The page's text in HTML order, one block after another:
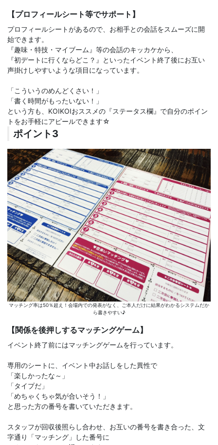
【プロフィールシート等でサポート】
プロフィールシートがあるので、お相手との会話をスムーズに開
始できます。
『趣味・特技・マイブーム』等の会話のキッカケから、
『初デートに行くならどこ？』といったイベント終了後にお互い
声掛けしやすいような項目になっています。
「こういうのめんどくさい！」
「書く時間がもったいない！」
という方も、KOIKOIおススメの『ステータス欄』で自分のポイン
トをお手軽にアピールできます☆
ポイント3
マッチング率は50％超え！会場内での発表がなく、ご本人だけに結果がわかるシステムだか
ら書きやすい♪
【関係を後押しするマッチングゲーム】
イベント終了前にはマッチングゲームを行っています。
専用のシートに、イベント中お話しをした異性で
「楽しかったな～」
「タイプだ」
「めちゃくちゃ気が合いそう！」
と思った方の番号を書いていただきます。
スタッフが回収後照らし合わせ、お互いの番号を書き合った、文
字通り「マッチング」した番号に